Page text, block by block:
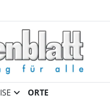
in der
expand_more ORTE